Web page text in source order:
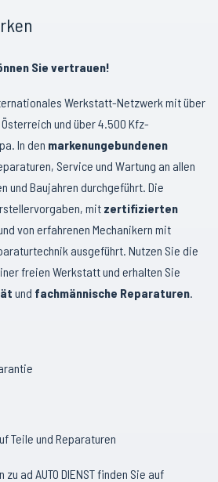
Sie vertrauen!
Werkstatt-Netzwerk mit über
und über 4.500 Kfz-
In den markenungebundenen
Service und Wartung an allen
und Baujahren durchgeführt. Die
mit zertifizierten
von erfahrenen Mechanikern mit
ausgeführt. Nutzen Sie die
freien Werkstatt und erhalten Sie
und fachmännische Reparaturen.
Teile und Reparaturen
ad AUTO DIENST finden Sie auf